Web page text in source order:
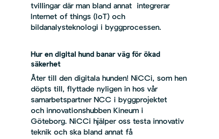
tvillingar där man bland annat integrerar
Internet of things (IoT) och
bildanalysteknologi i byggprocessen.
Hur en digital hund banar väg för ökad
säkerhet
Åter till den digitala hunden! NiCCi, som hen
döpts till, flyttade nyligen in hos vår
samarbetspartner NCC i byggprojektet
och innovationshubben Kineum i
Göteborg. NiCCi hjälper oss testa innovativ
teknik och ska bland annat få